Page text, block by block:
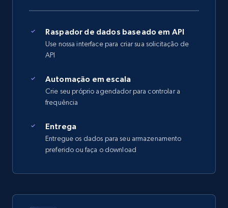
Raspador de dados baseado em API
Use nossa interface para criar sua solicitação de
API
Automação em escala
Crie seu próprio agendador para controlar a
frequência
Entrega
Entregue os dados para seu armazenamento
preferido ou faça o download